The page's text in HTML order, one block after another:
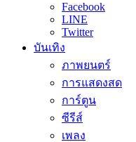
Facebook
LINE
Twitter
บันเทิง
ภาพยนตร์
การแสดงสด
การ์ตูน
ซีรีส์
เพลง